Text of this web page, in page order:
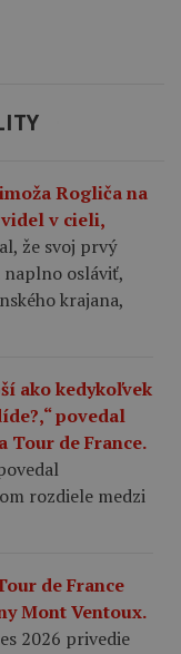
Rogliča na
videl v cieli,
že svoj prvý
osláviť,
krajana,
ako kedykoľvek
povedal
Tour de France.
rozdiele medzi
de France
Mont Ventoux.
2026 privedie